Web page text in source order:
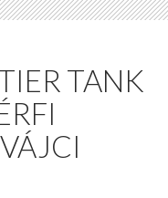
TANK